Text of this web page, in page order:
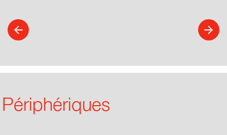
Périphériques